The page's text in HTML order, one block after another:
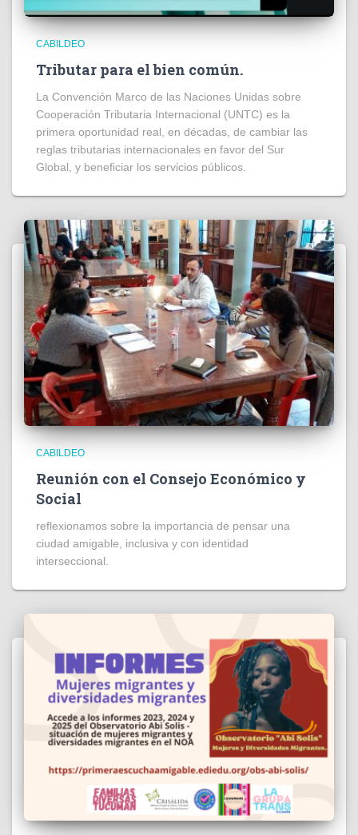
CABILDEO
Tributar para el bien común.
La Convención Marco de las Naciones Unidas sobre
Cooperación Tributaria Internacional (UNTC) es la
primera oportunidad real, en décadas, de cambiar las
reglas tributarias internacionales en favor del Sur
Global, y beneficiar los servicios públicos.
CABILDEO
Reunión con el Consejo Económico y
Social
reflexionamos sobre la importancia de pensar una
ciudad amigable, inclusiva y con identidad
interseccional.